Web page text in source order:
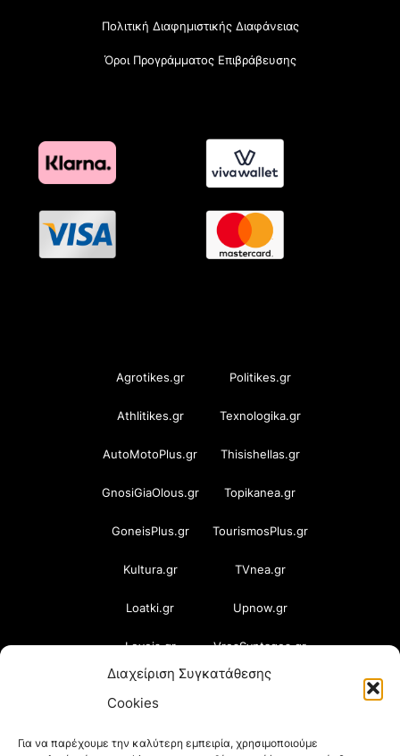
Διαχείριση Συγκατάθεσης
Cookies
Για να παρέχουμε την καλύτερη εμπειρία, χρησιμοποιούμε
Πολιτική Διαφημιστικής Διαφάνειας
Όροι Προγράμματος Επιβράβευσης
Agrotikes.gr Politikes.gr
Athlitikes.gr Texnologika.gr
AutoMotoPlus.gr Thisishellas.gr
GnosiGiaOlous.gr Topikanea.gr
GoneisPlus.gr TourismosPlus.gr
Kultura.gr TVnea.gr
Loatki.gr Upnow.gr
Loveis.gr VresSyntages.gr
ModernaGynaika.gr Xristianika.gr